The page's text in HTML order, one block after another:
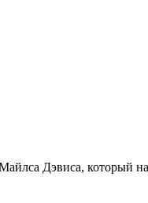
Дэвиса, который